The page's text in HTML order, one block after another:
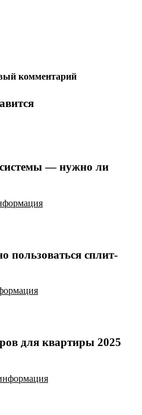
комментарий
— нужно ли
пользоваться сплит-
для квартиры 2025